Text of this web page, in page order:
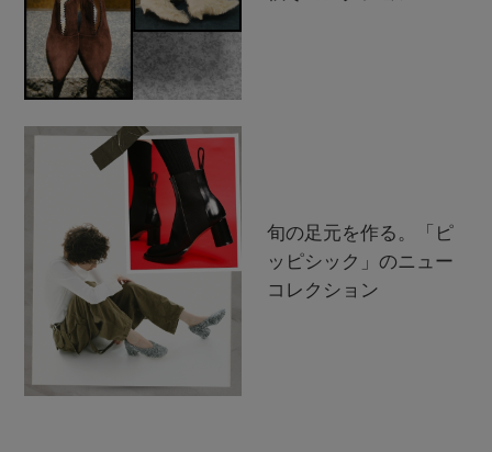
旬の足元を作る。「ピ
ッピシック」のニュー
コレクション